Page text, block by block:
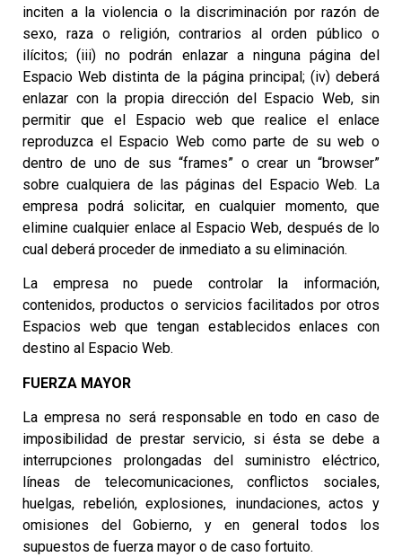
inciten a la violencia o la discriminación por razón de
sexo, raza o religión, contrarios al orden público o
ilícitos; (iii) no podrán enlazar a ninguna página del
Espacio Web distinta de la página principal; (iv) deberá
enlazar con la propia dirección del Espacio Web, sin
permitir que el Espacio web que realice el enlace
reproduzca el Espacio Web como parte de su web o
dentro de uno de sus “frames” o crear un “browser”
sobre cualquiera de las páginas del Espacio Web. La
empresa podrá solicitar, en cualquier momento, que
elimine cualquier enlace al Espacio Web, después de lo
cual deberá proceder de inmediato a su eliminación.
La empresa no puede controlar la información,
contenidos, productos o servicios facilitados por otros
Espacios web que tengan establecidos enlaces con
destino al Espacio Web.
FUERZA MAYOR
La empresa no será responsable en todo en caso de
imposibilidad de prestar servicio, si ésta se debe a
interrupciones prolongadas del suministro eléctrico,
líneas de telecomunicaciones, conflictos sociales,
huelgas, rebelión, explosiones, inundaciones, actos y
omisiones del Gobierno, y en general todos los
supuestos de fuerza mayor o de caso fortuito.